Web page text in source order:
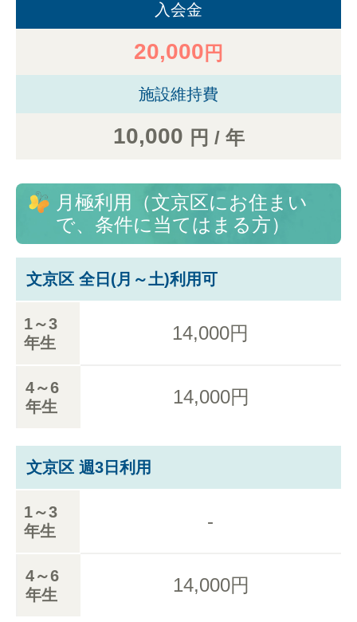
入会金
20,000 円
施設維持費
10,000 円 / 年
月極利用（文京区にお住まい
で、条件に当てはまる方）
文京区 全日(月～土)利用可
1～3
年生
14,000円
4～6
年生
14,000円
文京区 週3日利用
1～3
年生
-
4～6
年生
14,000円